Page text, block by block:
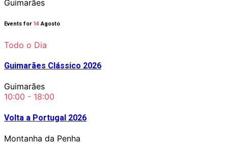
Guimarães
Events for 14Agosto
Todo o Dia
Guimarães Clássico 2026
Guimarães
10:00 - 18:00
Volta a Portugal 2026
Montanha da Penha